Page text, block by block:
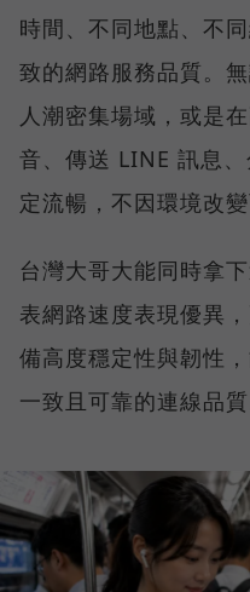
時間、不同地點、不
致的網路服務品質。
人潮密集場域，或是
音、傳送 LINE 訊息
定流暢，不因環境改變
台灣大哥大能同時拿
表網路速度表現優異
備高度穩定性與韌性
一致且可靠的連線品質